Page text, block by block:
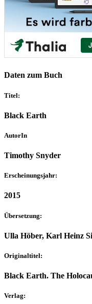
Daten zum Buch
Titel:
Black Earth
AutorIn
Timothy Snyder
Erscheinungsjahr:
2015
Übersetzung:
Ulla Höber, Karl Heinz
Originaltitel:
Black Earth. The
Verlag: